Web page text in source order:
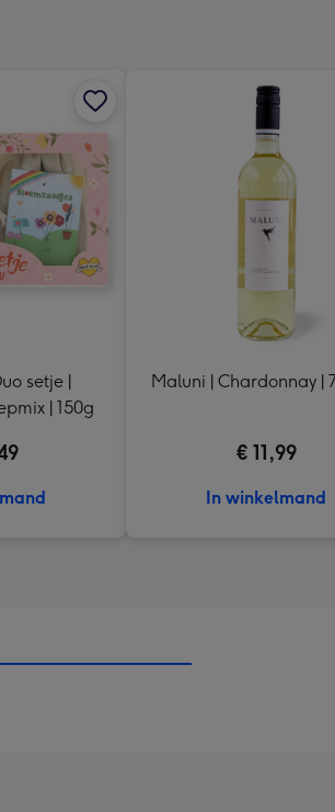
setje |
| 150g
Maluni | Chardonnay |
€ 11,99
In winkelmand